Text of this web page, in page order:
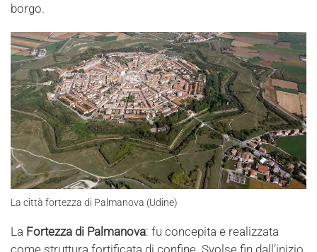
borgo.
La città fortezza di Palmanova (Udine)
La Fortezza di Palmanova: fu concepita e realizzata
come struttura fortificata di confine. Svolse fin dall’inizio